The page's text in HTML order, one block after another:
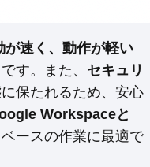
が速く、動作が軽い
す。また、 セキュリ
保たれるため、安心
Workspaceと
ースの作業に最適で